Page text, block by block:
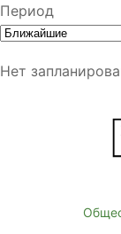
Период
Нет